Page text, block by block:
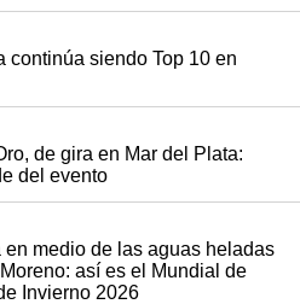
continúa siendo Top 10 en
de gira en Mar del Plata:
del evento
en medio de las aguas heladas
así es el Mundial de
Invierno 2026